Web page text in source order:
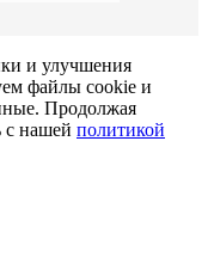
и улучшения
файлы cookie и
Продолжая
с нашей политикой